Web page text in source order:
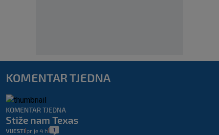
KOMENTAR TJEDNA
KOMENTAR TJEDNA
Stiže nam Texas
VIJESTI prije 4 h 1